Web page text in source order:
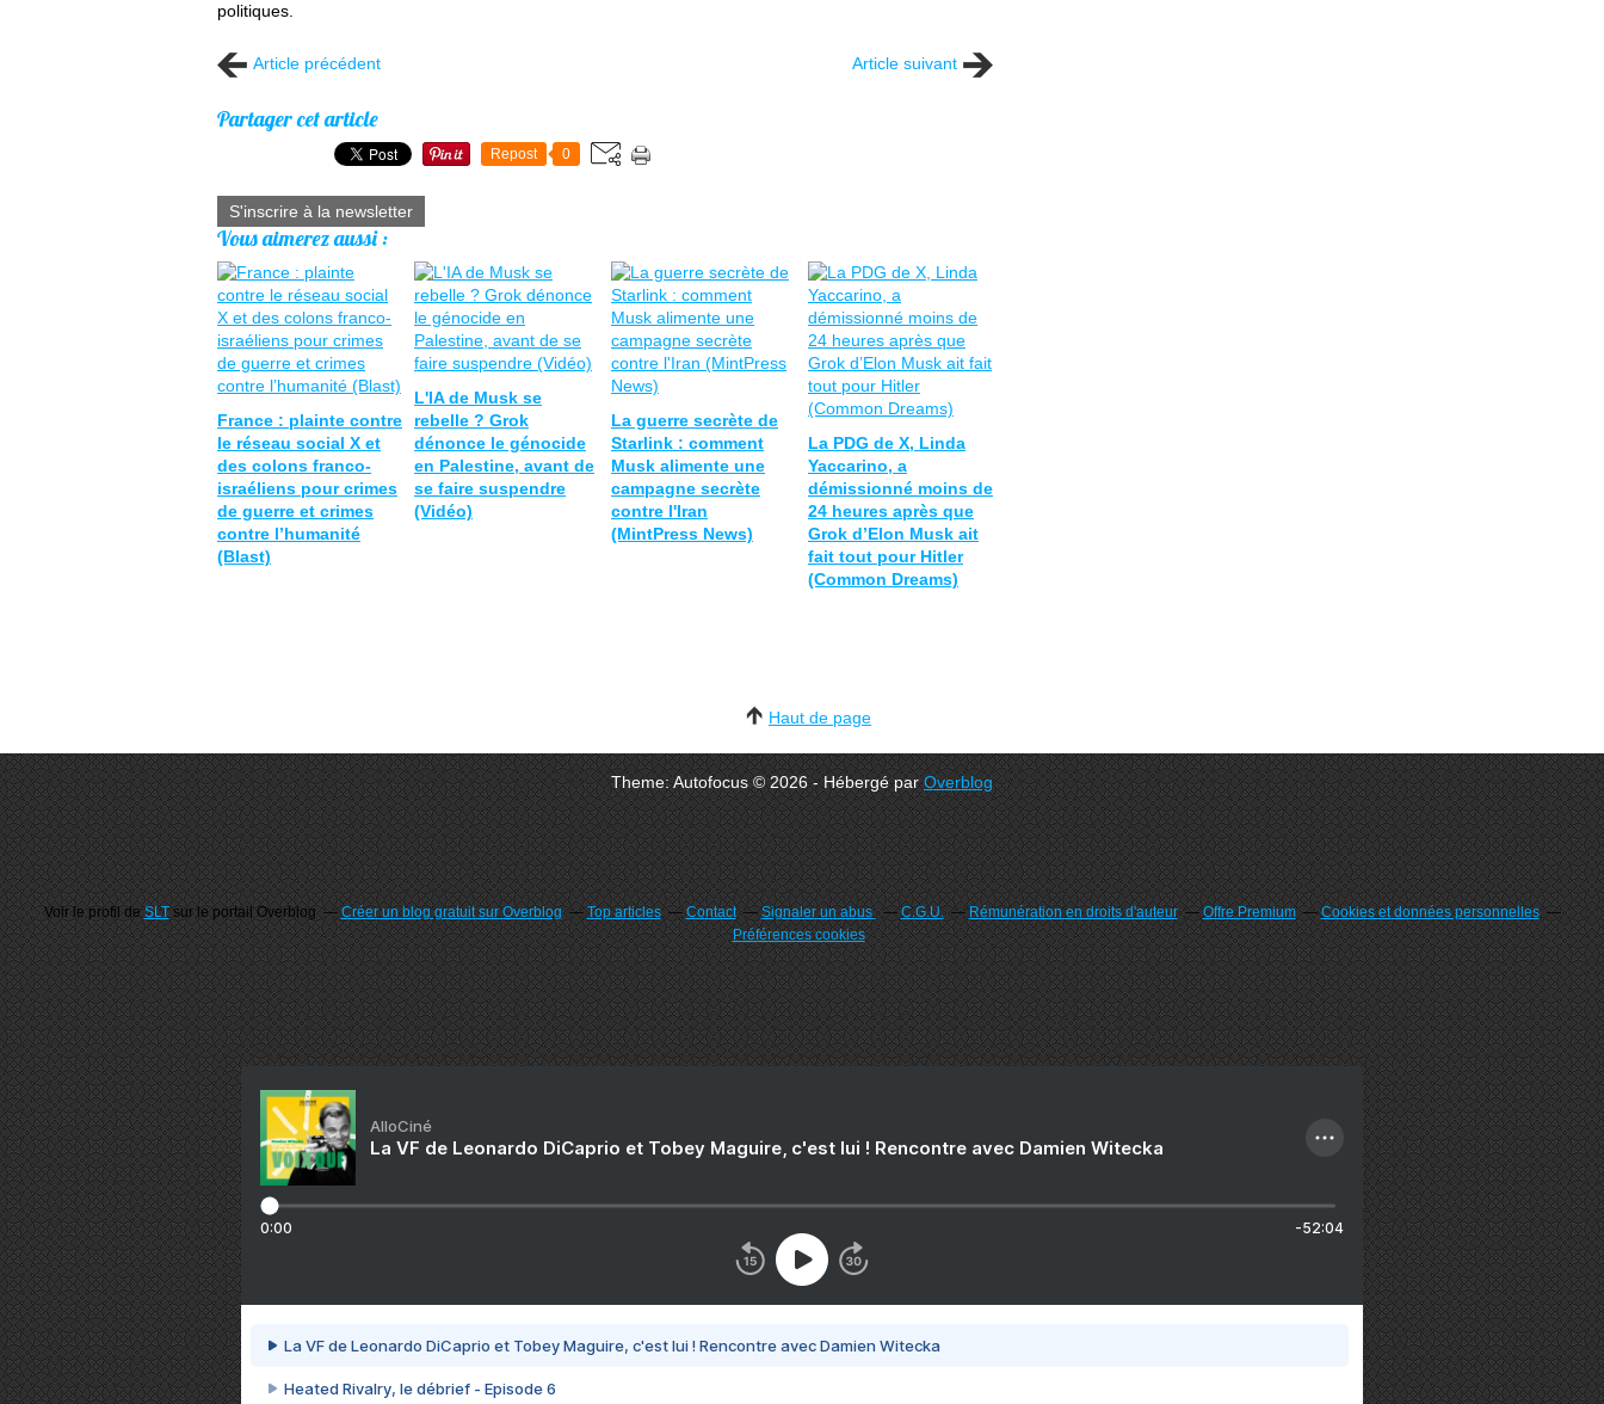
politiques.
Article précédent Article suivant
Partager cet article
Repost 0
S'inscrire à la newsletter
Vous aimerez aussi :
France : plainte contre
le réseau social X et
des colons franco-
israéliens pour crimes
de guerre et crimes
contre l’humanité
(Blast)
L'IA de Musk se
rebelle ? Grok
dénonce le génocide
en Palestine, avant de
se faire suspendre
(Vidéo)
La guerre secrète de
Starlink : comment
Musk alimente une
campagne secrète
contre l'Iran
(MintPress News)
La PDG de X, Linda
Yaccarino, a
démissionné moins de
24 heures après que
Grok d’Elon Musk ait
fait tout pour Hitler
(Common Dreams)
Haut de page
Theme: Autofocus © 2026 - Hébergé parOverblog
Voir le profil deSLTsur le portail Overblog Créer un blog gratuit sur Overblog Top articles Contact Signaler un abus C.G.U. Rémunération en droits d'auteur Offre Premium
Cookies et données personnelles
Préférences cookies
AlloCiné
La VF de Leonardo DiCaprio et Tobey Maguire, c'est lui ! Rencontre avec Damien Witecka
0:00 -52:04
La VF de Leonardo DiCaprio et Tobey Maguire, c'est lui ! Rencontre avec Damien Witecka
Heated Rivalry, le débrief - Episode 6